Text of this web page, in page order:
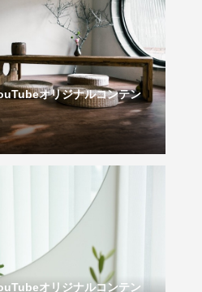
オリジナルコンテン
オリジナルコンテン